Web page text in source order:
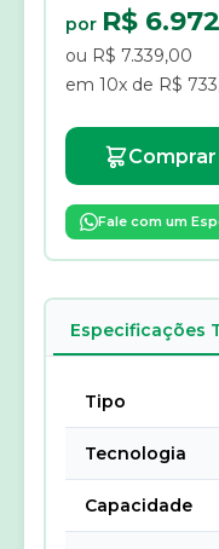
por R$
ou R$ 7.339,00
em 10x de R$
Comprar
Fale com um
Especificações
Tipo
Tecnologia
Capacidade